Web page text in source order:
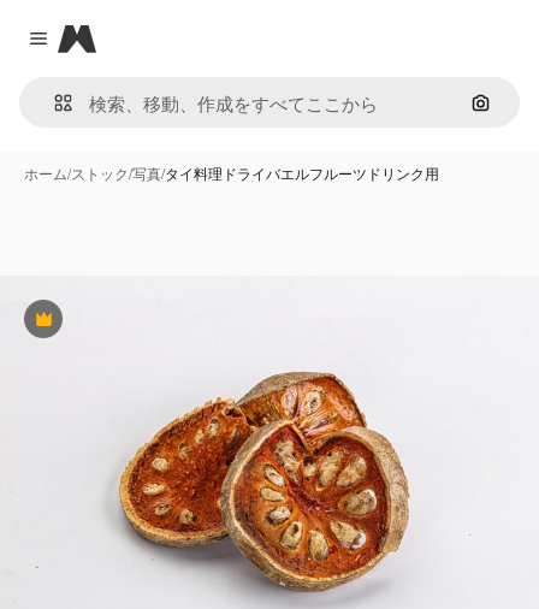
Close menu
Magnific
画像で
ホーム/ストック/写真/タイ料理ドライバエルフルーツドリンク用
Premium